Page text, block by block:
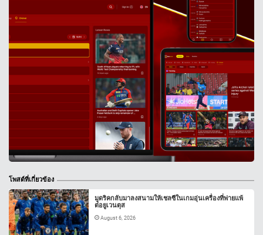
โพสต์ที่เกี่ยวข้อง
มูดริคกลับมาลงสนามให้เชลซีในเกมอุ่นเครื่องที่พ่ายแพ้
ต่อยูเวนตุส
August 6, 2026